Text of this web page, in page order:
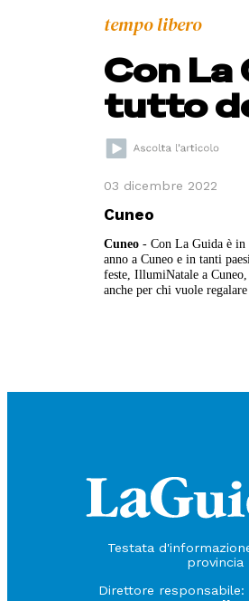
tempo libero
Con La
tutto
03 dicembre 2022
Cuneo
Cuneo - Con La Guida è in
anno a Cuneo e in tanti
feste, IllumiNatale a
anche per chi vuole
Testata
provincia
Direttore responsabile: